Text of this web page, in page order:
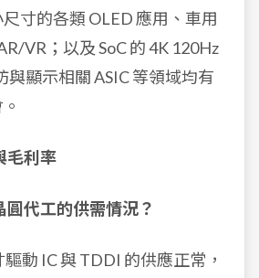
寸的各類 OLED 應用、車用
VR；以及 SoC 的 4K 120Hz
與顯示相關 ASIC 等領域均有
毛利率
圓代工的供需情況？
動 IC 與 TDDI 的供應正常，